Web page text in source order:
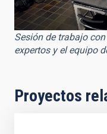
Sesión de trabajo
expertos y el equipo
Proyectos